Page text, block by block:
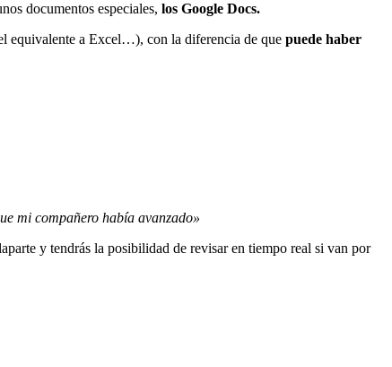
documentos especiales, los Google Docs.
equivalente a Excel…), con la diferencia de que puede haber
mi compañero había avanzado»
y tendrás la posibilidad de revisar en tiempo real si van por